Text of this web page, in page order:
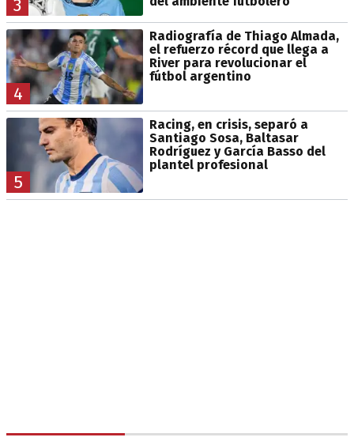
3
4
Radiografía de Thiago Almada,
el refuerzo récord que llega a
River para revolucionar el
fútbol argentino
5
Racing, en crisis, separó a
Santiago Sosa, Baltasar
Rodríguez y García Basso del
plantel profesional